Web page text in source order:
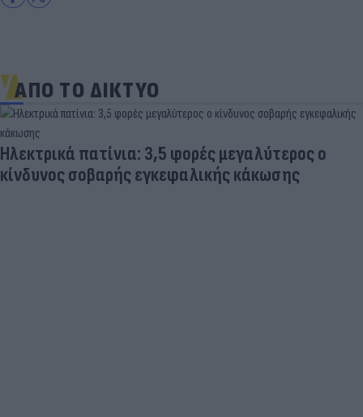
ΑΠΟ ΤΟ ΔΙΚΤΥΟ
Ηλεκτρικά πατίνια: 3,5 φορές μεγαλύτερος ο
κίνδυνος σοβαρής εγκεφαλικής κάκωσης